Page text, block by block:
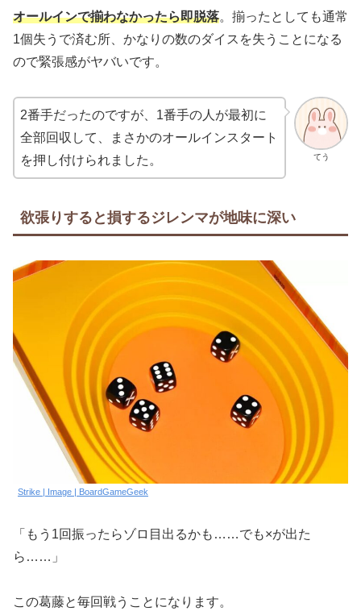
オールインで揃わなかったら即脱落。揃ったとしても通常
1個失うで済む所、かなりの数のダイスを失うことになる
ので緊張感がヤバいです。
てう
2番手だったのですが、1番手の人が最初に
全部回収して、まさかのオールインスタート
を押し付けられました。
欲張りすると損するジレンマが地味に深い
Strike | Image | BoardGameGeek
「もう1回振ったらゾロ目出るかも……でも×が出た
ら……」
この葛藤と毎回戦うことになります。